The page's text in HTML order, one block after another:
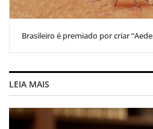
Brasileiro é premiado por criar
LEIA MAIS